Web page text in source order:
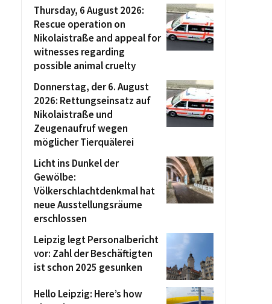
Thursday, 6 August 2026:
Rescue operation on
Nikolaistraße and appeal for
witnesses regarding
possible animal cruelty
Donnerstag, der 6. August
2026: Rettungseinsatz auf
Nikolaistraße und
Zeugenaufruf wegen
möglicher Tierquälerei
Licht ins Dunkel der
Gewölbe:
Völkerschlachtdenkmal hat
neue Ausstellungsräume
erschlossen
Leipzig legt Personalbericht
vor: Zahl der Beschäftigten
ist schon 2025 gesunken
Hello Leipzig: Here’s how